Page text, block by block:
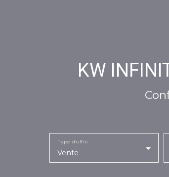
KW
Vente
Type d'offre